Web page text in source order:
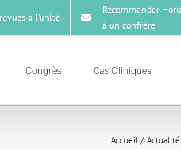
à l’unité
Recommander
à un confrère
Congrès Cas Cliniques
Accueil